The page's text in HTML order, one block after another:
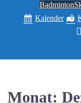
Badminton
Kalender
Monat: